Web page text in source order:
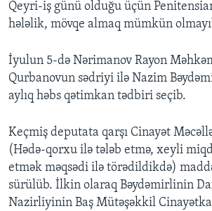
Qeyri-iş günü olduğu üçün
hələlik, mövqe almaq mümkün
İyulun 5-də Nərimanov Rayon
Qurbanovun sədriyi ilə Nazim
aylıq həbs qətimkan tədbiri seçib.
Keçmiş deputata qarşı Cinayət
(Hədə-qorxu ilə tələb etmə, xeyli
etmək məqsədi ilə törədildikdə)
sürülüb. İlkin olaraq Bəydəmirlinin
Nazirliyinin Baş Mütəşəkkil